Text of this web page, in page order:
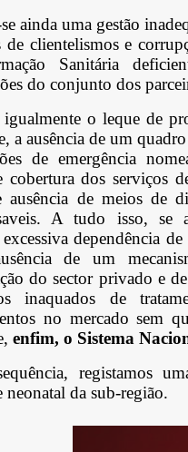
ainda uma gestão
de clientelismos e
Sanitária
do conjunto dos
o leque de
a ausência de um
de emergência
cobertura dos serviços
ausência de meios de
A tudo isso, se
excessiva dependência
de um
do sector privado e
inaquados de
no mercado sem
enfim, o Sistema
registamos
neonatal da sub-região.